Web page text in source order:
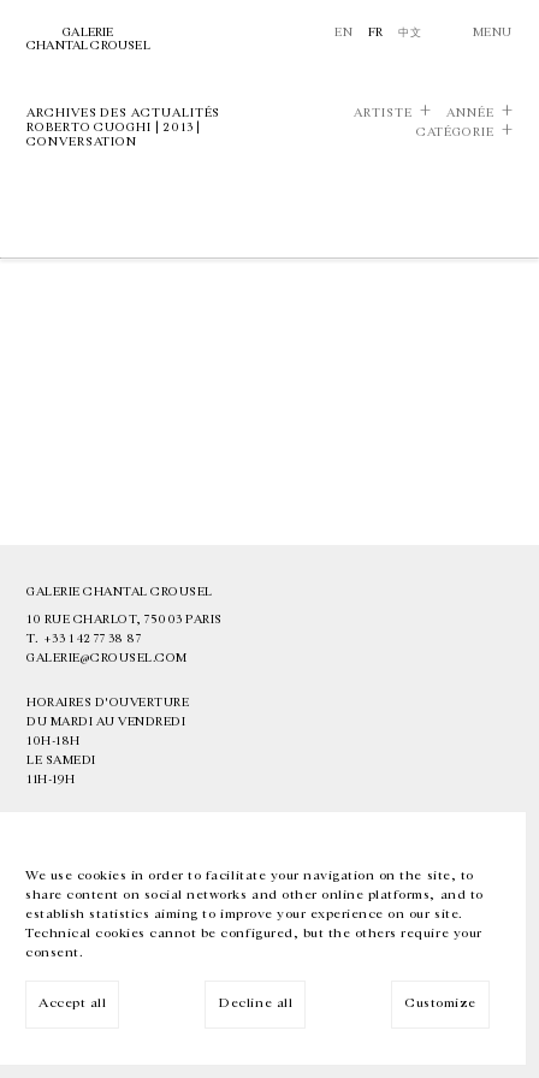
We use cookies in order to facilitate your navigation on the site, to
share content on social networks and other online platforms, and to
establish statistics aiming to improve your experience on our site.
Technical cookies cannot be configured, but the others require your
consent.
Accept all Decline all Customize
GALERIE
CHANTAL CROUSEL
EN FR 中文 MENU
ARCHIVES DES ACTUALITÉS
ROBERTO CUOGHI | 2013 |
CONVERSATION
ARTISTE
ANNÉE
CATÉGORIE
GALERIE CHANTAL CROUSEL
10 RUE CHARLOT, 75003 PARIS
T. +33 1 42 77 38 87
GALERIE@CROUSEL.COM
HORAIRES D'OUVERTURE
DU MARDI AU VENDREDI
10H-18H
LE SAMEDI
11H-19H
EN FR 中文 Facebook Instagram
Inscrivez-vous à notre newsletter